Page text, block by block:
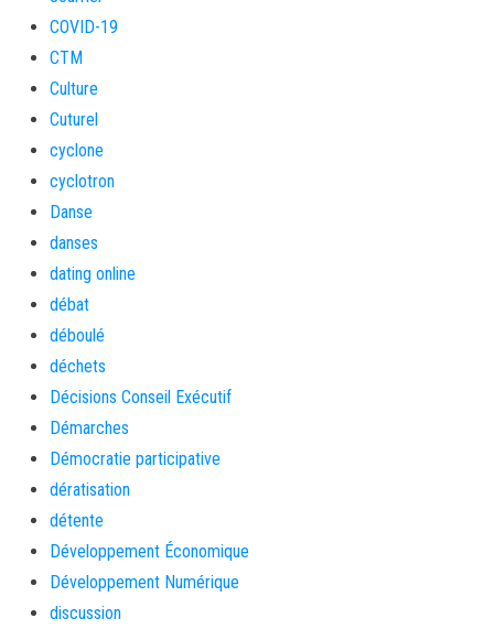
COVID-19
CTM
Culture
Cuturel
cyclone
cyclotron
Danse
danses
dating online
débat
déboulé
déchets
Décisions Conseil Exécutif
Démarches
Démocratie participative
dératisation
détente
Développement Économique
Développement Numérique
discussion